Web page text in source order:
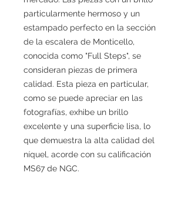
particularmente hermoso y un
estampado perfecto en la sección
de la escalera de Monticello,
conocida como "Full Steps", se
consideran piezas de primera
calidad. Esta pieza en particular,
como se puede apreciar en las
fotografías, exhibe un brillo
excelente y una superficie lisa, lo
que demuestra la alta calidad del
níquel, acorde con su calificación
MS67 de NGC.